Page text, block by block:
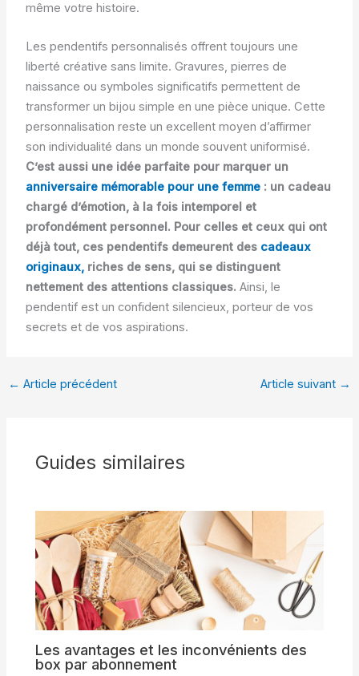
même votre histoire.
Les pendentifs personnalisés offrent toujours une
liberté créative sans limite. Gravures, pierres de
naissance ou symboles significatifs permettent de
transformer un bijou simple en une pièce unique. Cette
personnalisation reste un excellent moyen d’affirmer
son individualité dans un monde souvent uniformisé.
C’est aussi une idée parfaite pour marquer un
anniversaire mémorable pour une femme: un cadeau
chargé d’émotion, à la fois intemporel et
profondément personnel. Pour celles et ceux qui ont
déjà tout, ces pendentifs demeurent des cadeaux
originaux,riches de sens, qui se distinguent
nettement des attentions classiques. Ainsi, le
pendentif est un confident silencieux, porteur de vos
secrets et de vos aspirations.
← Article précédent Article suivant →
Guides similaires
Les avantages et les inconvénients des
box par abonnement